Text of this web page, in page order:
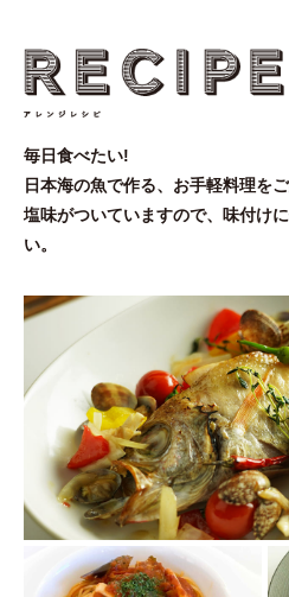
毎日食べたい!
日本海の魚で作る、お手軽料理をご
塩味がついていますので、味付け
い。